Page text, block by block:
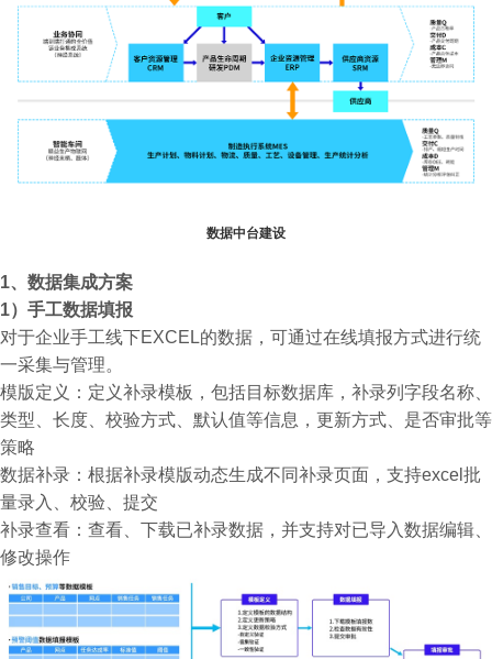
数据中台建设
1、数据集成方案
1）手工数据填报
对于企业手工线下EXCEL的数据，可通过在线填报方式进行统
一采集与管理。
模版定义：定义补录模板，包括目标数据库，补录列字段名称、
类型、长度、校验方式、默认值等信息，更新方式、是否审批等
策略
数据补录：根据补录模版动态生成不同补录页面，支持excel批
量录入、校验、提交
补录查看：查看、下载已补录数据，并支持对已导入数据编辑、
修改操作